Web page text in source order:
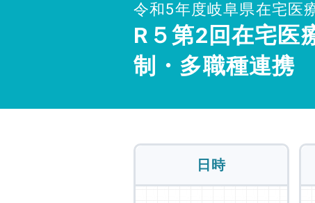
令和5年度岐阜県在宅医
R５第2回在宅
制・多職種連携
日時